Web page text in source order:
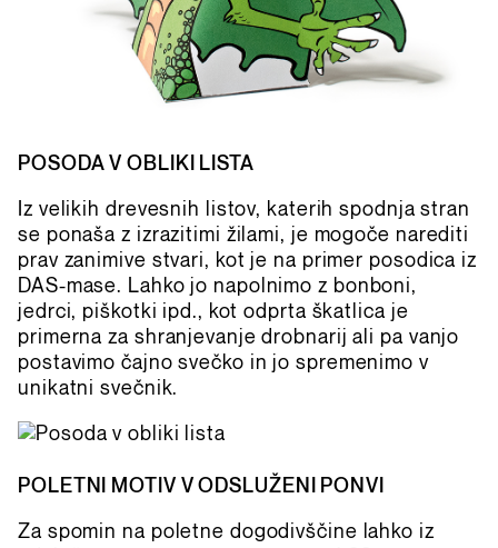
POSODA V OBLIKI LISTA
Iz velikih drevesnih listov, katerih spodnja stran
se ponaša z izrazitimi žilami, je mogoče narediti
prav zanimive stvari, kot je na primer posodica iz
DAS-mase. Lahko jo napolnimo z bonboni,
jedrci, piškotki ipd., kot odprta škatlica je
primerna za shranjevanje drobnarij ali pa vanjo
postavimo čajno svečko in jo spremenimo v
unikatni svečnik.
POLETNI MOTIV V ODSLUŽENI PONVI
Za spomin na poletne dogodivščine lahko iz